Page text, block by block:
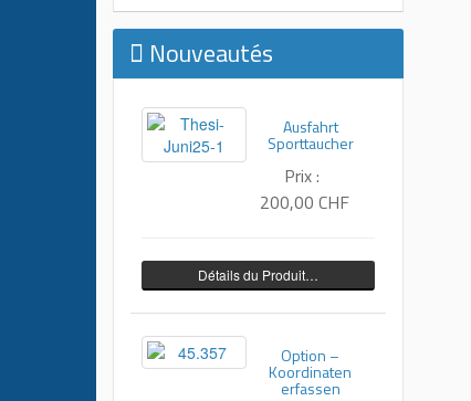
Nouveautés
Ausfahrt
Sporttaucher
Prix :
200,00 CHF
Détails du Produit…
Option –
Koordinaten
erfassen